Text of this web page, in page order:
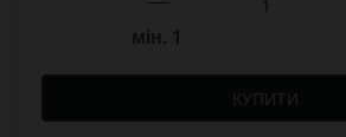
мін. 1
КУПИТИ